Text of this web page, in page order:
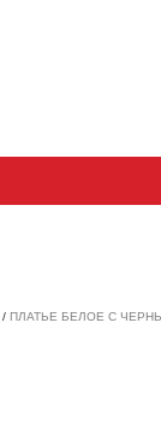
/ ПЛАТЬЕ БЕЛОЕ С